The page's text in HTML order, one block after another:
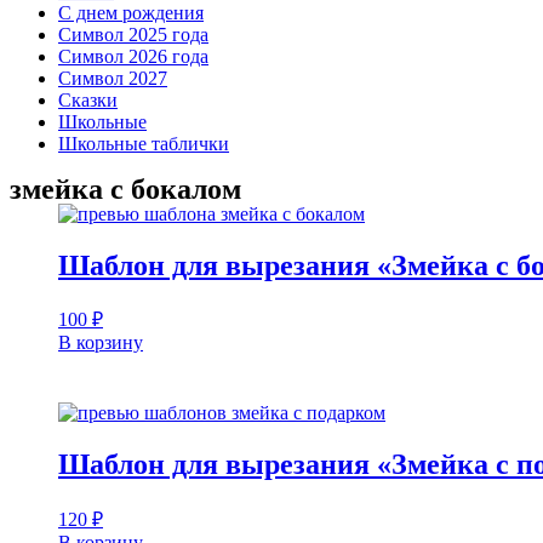
С днем рождения
Символ 2025 года
Символ 2026 года
Символ 2027
Сказки
Школьные
Школьные таблички
змейка с бокалом
Шаблон для вырезания «Змейка с
100 ₽
В корзину
Шаблон для вырезания «Змейка с
120 ₽